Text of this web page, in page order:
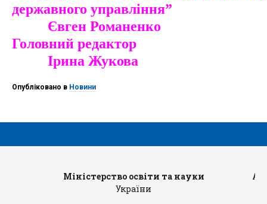
державного
Євген Романенко
Головний
Ірина Жукова
Опубліковано в Новини
Міністерство освіти та науки
України